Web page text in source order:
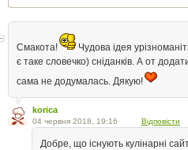
Смакота! Чудова ідея
є таке словечко) сніданків. А от
сама не додумалась. Дякую!
korica
04 червня 2018, 19:16 Відповісти
Добре, що існують кулінарні